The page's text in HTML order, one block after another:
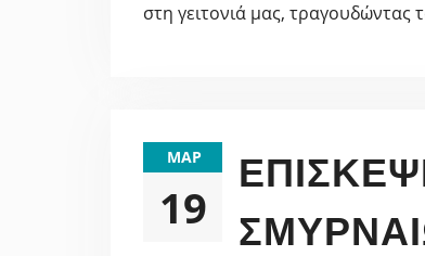
στη γειτονιά μας, τραγουδώντας
ΜΑΡ
19